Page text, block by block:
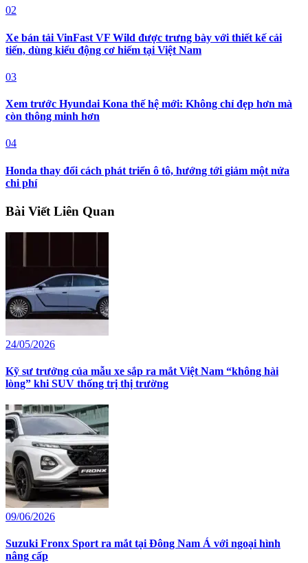
02
Xe bán tải VinFast VF Wild được trưng bày với thiết kế cải
tiến, dùng kiểu động cơ hiếm tại Việt Nam
03
Xem trước Hyundai Kona thế hệ mới: Không chỉ đẹp hơn mà
còn thông minh hơn
04
Honda thay đổi cách phát triển ô tô, hướng tới giảm một nửa
chi phí
Bài Viết Liên Quan
24/05/2026
Kỹ sư trưởng của mẫu xe sắp ra mắt Việt Nam “không hài
lòng” khi SUV thống trị thị trường
09/06/2026
Suzuki Fronx Sport ra mắt tại Đông Nam Á với ngoại hình
nâng cấp